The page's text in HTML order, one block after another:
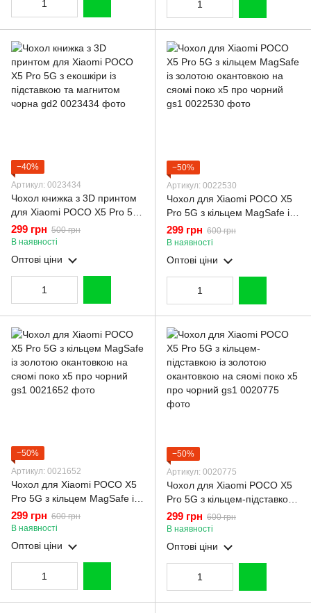
−40%
Артикул: 0023434
Чохол книжка з 3D принтом
для Xiaomi POCO X5 Pro 5G
з екошкіри із підставкою та
магнитом чорна gd2
299 грн 500 грн
В наявності
Оптові ціни
−50%
Артикул: 0022530
Чохол для Xiaomi POCO X5
Pro 5G з кільцем MagSafe із
золотою окантовкою на
сяомі поко х5 про чорний
gs1
299 грн 600 грн
В наявності
Оптові ціни
−50%
Артикул: 0021652
Чохол для Xiaomi POCO X5
Pro 5G з кільцем MagSafe із
золотою окантовкою на
сяомі поко х5 про чорний
gs1
299 грн 600 грн
В наявності
Оптові ціни
−50%
Артикул: 0020775
Чохол для Xiaomi POCO X5
Pro 5G з кільцем-підставкою
із золотою окантовкою на
сяомі поко х5 про чорний
gs1
299 грн 600 грн
В наявності
Оптові ціни